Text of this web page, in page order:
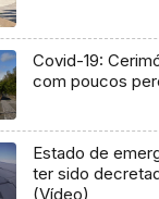
Covid-19:
com poucos
Estado de
ter sido
(Vídeo)